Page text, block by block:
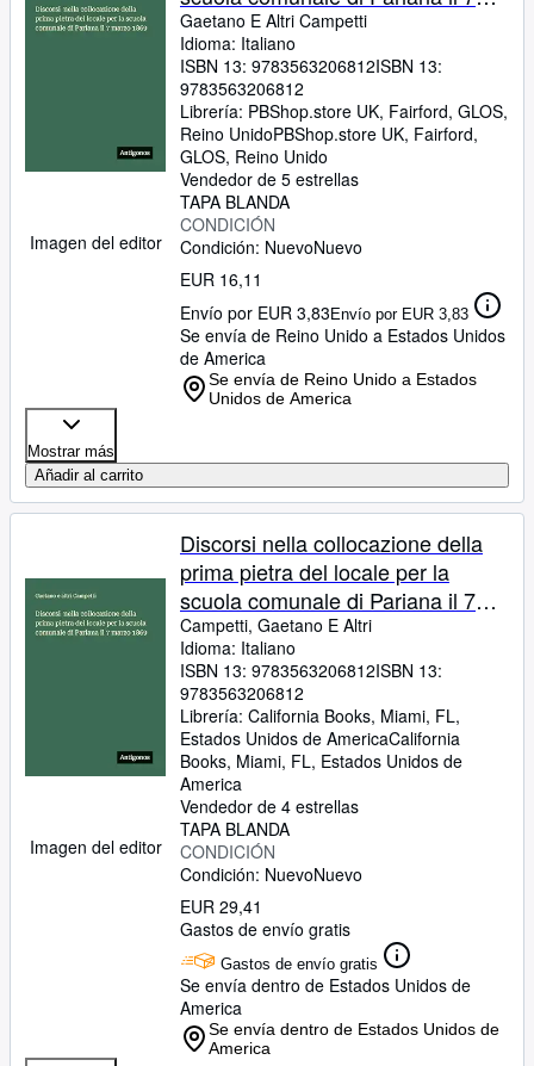
Imagen del editor
marzo 1869
Gaetano E Altri Campetti
Idioma: Italiano
ISBN 13: 9783563206812ISBN 13:
9783563206812
Librería: PBShop.store UK, Fairford, GLOS,
Reino UnidoPBShop.store UK, Fairford,
GLOS, Reino Unido
Vendedor de 5 estrellas
TAPA BLANDA
CONDICIÓN
Condición: NuevoNuevo
EUR 16,11
Envío por EUR 3,83Envío por EUR 3,83
Se envía de Reino Unido a Estados Unidos
de America
Se envía de Reino Unido a Estados
Unidos de America
Mostrar más
Añadir al carrito
Imagen del editor
Discorsi nella collocazione della
prima pietra del locale per la
scuola comunale di Pariana il 7
marzo 1869 (Italian Edition)
Campetti, Gaetano E Altri
Idioma: Italiano
ISBN 13: 9783563206812ISBN 13:
9783563206812
Librería: California Books, Miami, FL,
Estados Unidos de AmericaCalifornia
Books, Miami, FL, Estados Unidos de
America
Vendedor de 4 estrellas
TAPA BLANDA
CONDICIÓN
Condición: NuevoNuevo
EUR 29,41
Gastos de envío gratis
Gastos de envío gratis
Se envía dentro de Estados Unidos de
America
Se envía dentro de Estados Unidos de
America